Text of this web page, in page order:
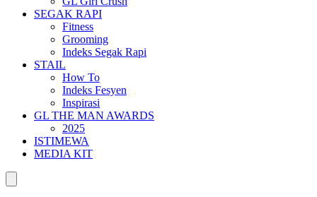
SEGAK RAPI
Fitness
Grooming
Indeks Segak Rapi
STAIL
How To
Indeks Fesyen
Inspirasi
GL THE MAN AWARDS
2025
ISTIMEWA
MEDIA KIT